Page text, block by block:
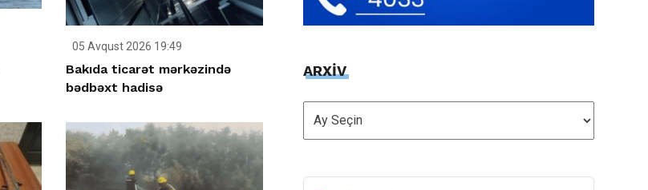
05 Avqust 2026 19:49
Bakıda ticarət mərkəzində
bədbəxt hadisə
ARXİV
ARXİV